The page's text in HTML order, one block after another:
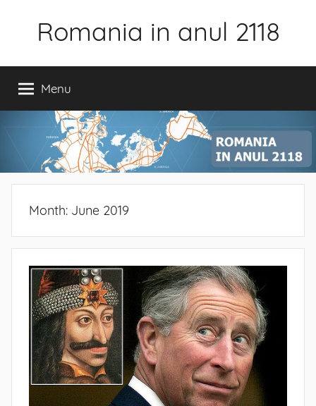
Romania in anul 2118
Menu
Month: June 2019